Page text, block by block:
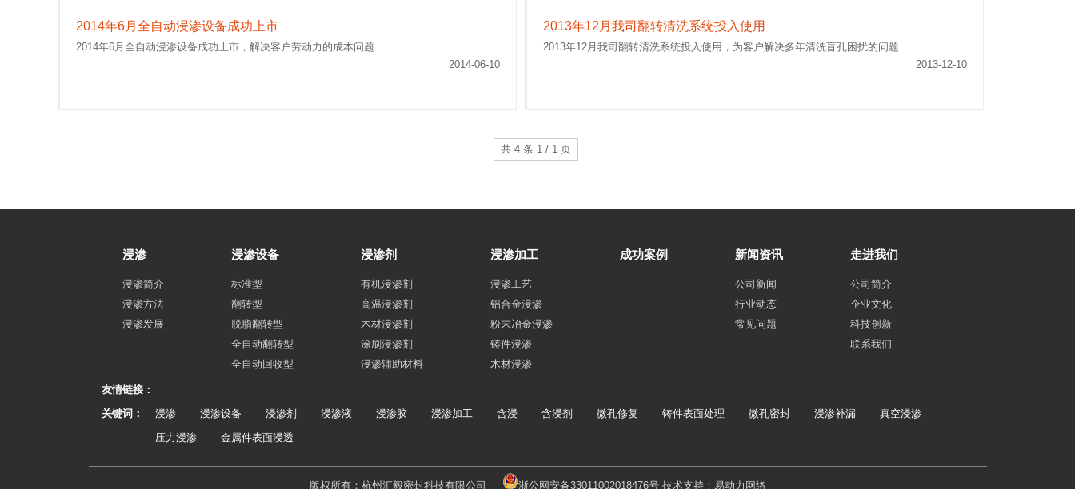
2014年6月全自动浸渗设备成功上市
2014年6月全自动浸渗设备成功上市，解决客户劳动力的成本问题
2014-06-10
2013年12月我司翻转清洗系统投入使用
2013年12月我司翻转清洗系统投入使用，为客户解决多年清洗盲孔困扰的问题
2013-12-10
共 4 条 1 / 1 页
浸渗
浸渗简介
浸渗方法
浸渗发展
浸渗设备
标准型
翻转型
脱脂翻转型
全自动翻转型
全自动回收型
浸渗剂
有机浸渗剂
高温浸渗剂
木材浸渗剂
涂刷浸渗剂
浸渗辅助材料
浸渗加工
浸渗工艺
铝合金浸渗
粉末冶金浸渗
铸件浸渗
木材浸渗
成功案例 新闻资讯
公司新闻
行业动态
常见问题
走进我们
公司简介
企业文化
科技创新
联系我们
友情链接：
关键词：
浸渗 浸渗设备 浸渗剂 浸渗液 浸渗胶 浸渗加工 含浸 含浸剂 微孔修复 铸件表面处理 微孔密封 浸渗补漏
真空浸渗
压力浸渗
金属件表面浸透
版权所有：杭州汇毅密封科技有限公司 浙公网安备33011002018476号技术支持： 易动力网络